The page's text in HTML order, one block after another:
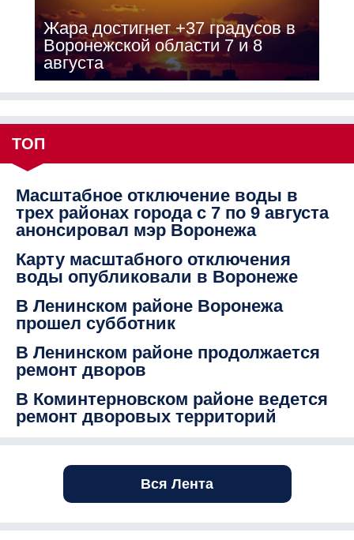
Жара достигнет +37 градусов в
Воронежской области 7 и 8
августа
ТОП
Масштабное отключение воды в
трех районах города с 7 по 9 августа
анонсировал мэр Воронежа
Карту масштабного отключения
воды опубликовали в Воронеже
В Ленинском районе Воронежа
прошел субботник
В Ленинском районе продолжается
ремонт дворов
В Коминтерновском районе ведется
ремонт дворовых территорий
Вся Лента